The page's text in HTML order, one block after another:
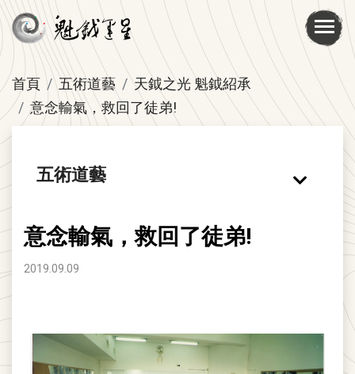
首頁 五術道藝
天鉞之光 魁鉞紹承
意念輸氣，救回了徒弟!
五術道藝
意念輸氣，救回了徒弟!
2019.09.09